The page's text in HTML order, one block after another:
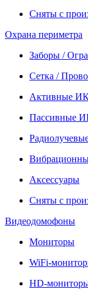
Сняты с
Охрана периметра
Заборы /
Сетка /
Активные
Пассивные
Аксессуары
Сняты с
Видеодомофоны
Мониторы
WiFi-
HD-